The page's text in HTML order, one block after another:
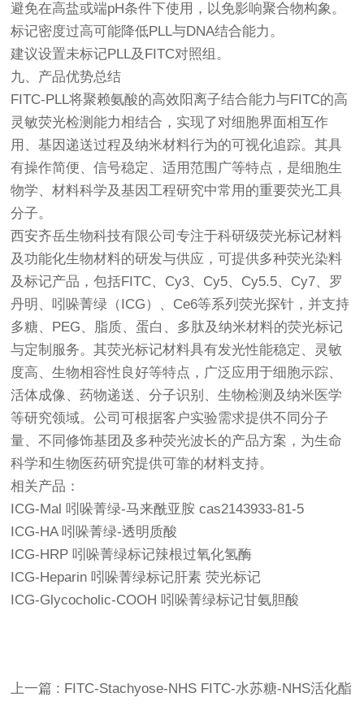
避免在高盐或端pH条件下使用，以免影响聚合物构象。
标记密度过高可能降低PLL与DNA结合能力。
建议设置未标记PLL及FITC对照组。
九、产品优势总结
FITC-PLL将聚赖氨酸的高效阳离子结合能力与FITC的高
灵敏荧光检测能力相结合，实现了对细胞界面相互作
用、基因递送过程及纳米材料行为的可视化追踪。其具
有操作简便、信号稳定、适用范围广等特点，是细胞生
物学、材料科学及基因工程研究中常用的重要荧光工具
分子。
西安齐岳生物科技有限公司专注于科研级荧光标记材料
及功能化生物材料的研发与供应，可提供多种荧光染料
及标记产品，包括FITC、Cy3、Cy5、Cy5.5、Cy7、罗
丹明、吲哚菁绿（ICG）、Ce6等系列荧光探针，并支持
多糖、PEG、脂质、蛋白、多肽及纳米材料的荧光标记
与定制服务。其荧光标记材料具有发光性能稳定、灵敏
度高、生物相容性良好等特点，广泛应用于细胞示踪、
活体成像、药物递送、分子识别、生物检测及纳米医学
等研究领域。公司可根据客户实验需求提供不同分子
量、不同修饰基团及多种荧光波长的产品方案，为生命
科学和生物医药研究提供可靠的材料支持。
相关产品：
ICG-Mal 吲哚菁绿-马来酰亚胺 cas2143933-81-5
ICG-HA 吲哚菁绿-透明质酸
ICG-HRP 吲哚菁绿标记辣根过氧化氢酶
ICG-Heparin 吲哚菁绿标记肝素 荧光标记
ICG-Glycocholic-COOH 吲哚菁绿标记甘氨胆酸
上一篇 : FITC-Stachyose-NHS FITC-水苏糖-NHS活化酯